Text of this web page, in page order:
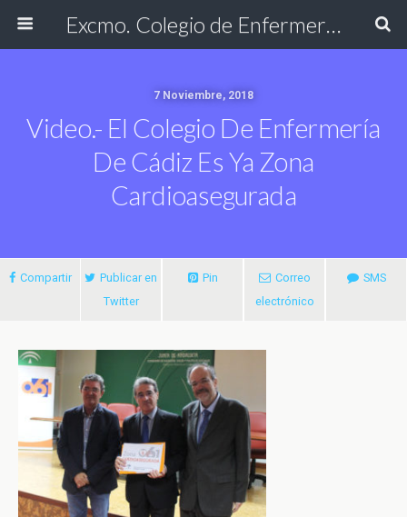
Excmo. Colegio de Enfermería de Cádiz
7 Noviembre, 2018
Video.- El Colegio De Enfermería
De Cádiz Es Ya Zona
Cardioasegurada
Compartir
Publicar en
Twitter
Pin
Correo
electrónico
SMS